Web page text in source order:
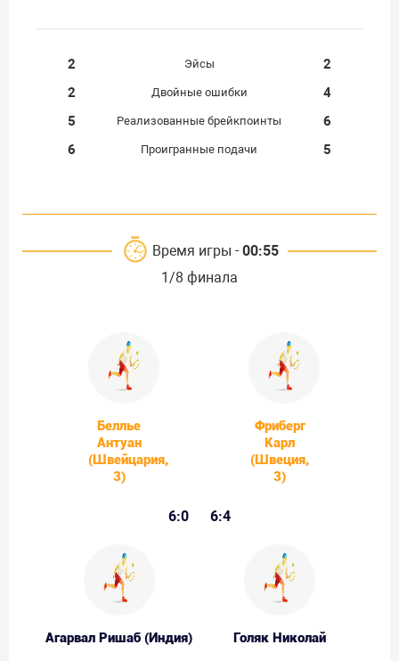
2 Эйсы
2
2
Двойные ошибки
4
5
Реализованные брейкпоинты
6
6
Проигранные подачи 5
Время игры - 00:55
1/8 финала
Беллье
Антуан
(Швейцария,
3)
Фриберг
Карл
(Швеция,
3)
6:0 6:4
Агарвал Ришаб (Индия) Голяк Николай